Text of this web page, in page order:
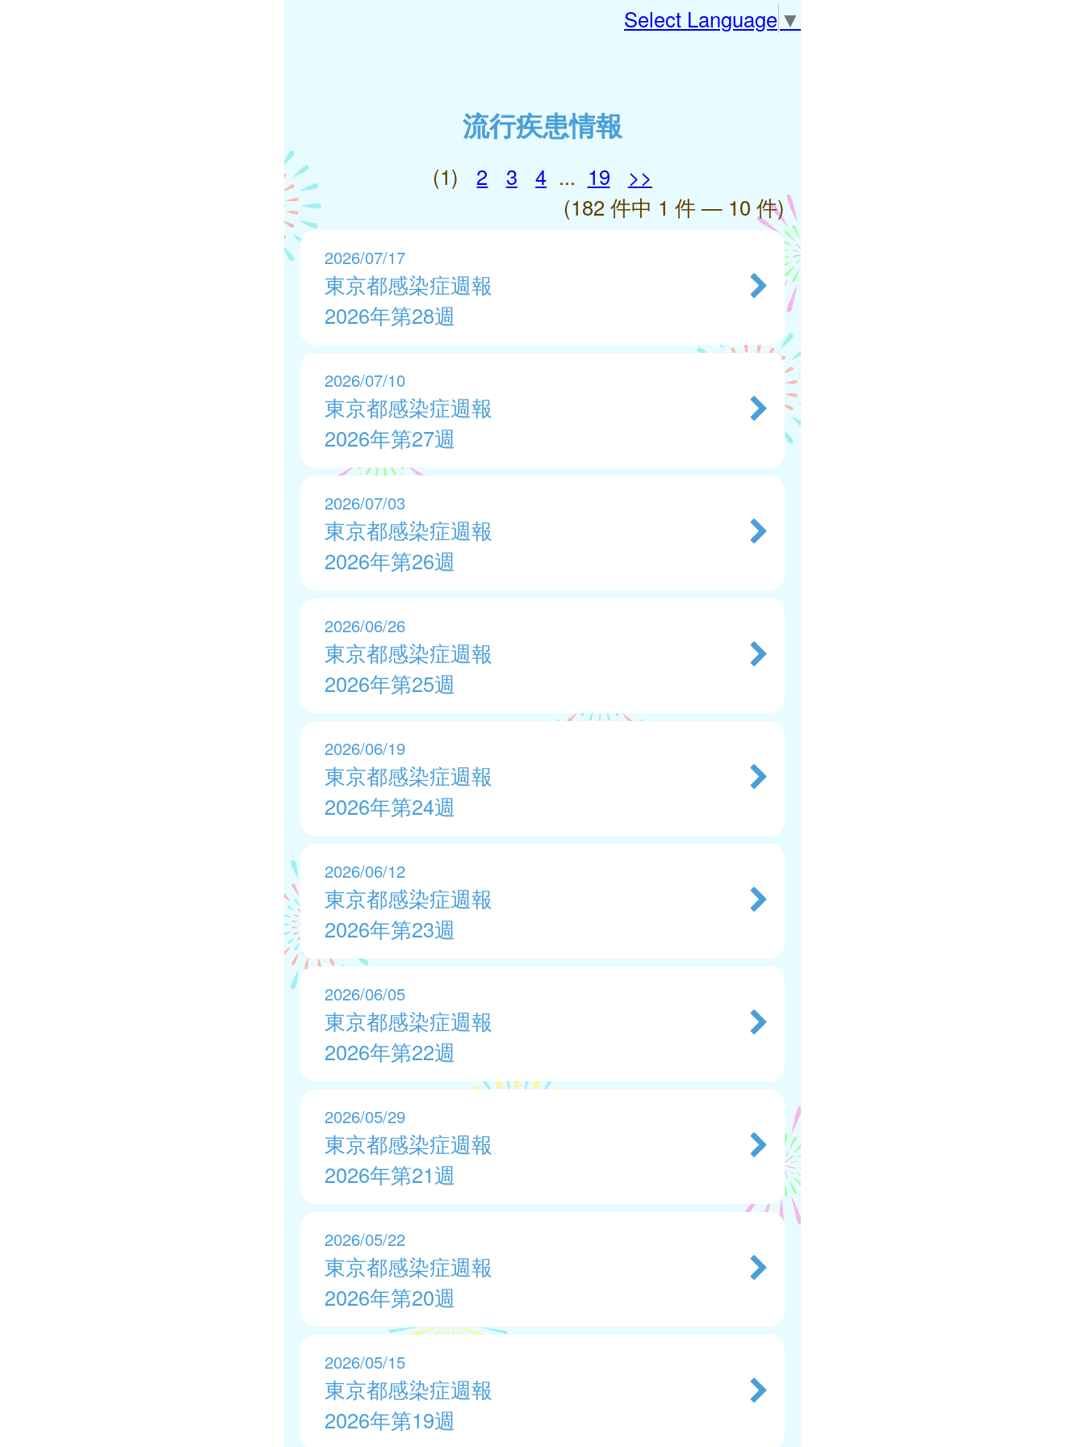
Select Language ▼
流行疾患情報
(1) 2 3 4 ... 19
>>
(182 件中 1 件 — 10 件)
2026/07/17
東京都感染症週報
2026年第28週
2026/07/10
東京都感染症週報
2026年第27週
2026/07/03
東京都感染症週報
2026年第26週
2026/06/26
東京都感染症週報
2026年第25週
2026/06/19
東京都感染症週報
2026年第24週
2026/06/12
東京都感染症週報
2026年第23週
2026/06/05
東京都感染症週報
2026年第22週
2026/05/29
東京都感染症週報
2026年第21週
2026/05/22
東京都感染症週報
2026年第20週
2026/05/15
東京都感染症週報
2026年第19週